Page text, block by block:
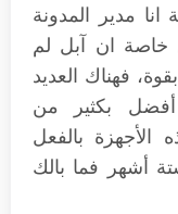
مدير المدونة
خاصة ان آبل لم
فهناك العديد
بكثير من
الأجهزة بالفعل
أشهر فما بالك